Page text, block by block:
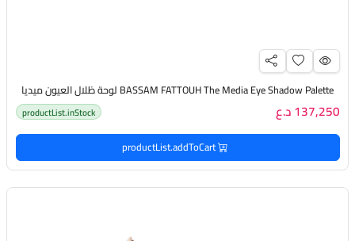
BASSAM FATTOUH The Media Eye Shadow Palette لوحة ظلال العيون ميديا
137,250 د.ع productList.inStock
productList.addToCart